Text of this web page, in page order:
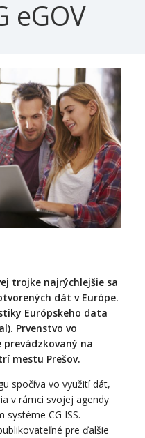
eGOV
trojke najrýchlejšie sa
dát v Európe.
Európskeho data
Prvenstvo vo
na
mestu Prešov.
spočíva vo využití dát,
v rámci svojej agendy
CG ISS.
pre ďalšie